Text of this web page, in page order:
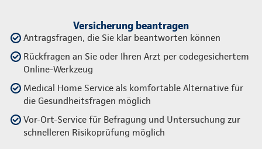
Versicherung beantragen
Antragsfragen, die Sie klar beantworten können
Rückfragen an Sie oder Ihren Arzt per codegesichertem
Online-Werkzeug
Medical Home Service als komfortable Alternative für
die Gesundheitsfragen möglich
Vor-Ort-Service für Befragung und Untersuchung zur
schnelleren Risikoprüfung möglich